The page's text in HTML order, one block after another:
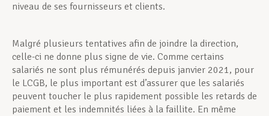
niveau de ses fournisseurs et clients.
Malgré plusieurs tentatives afin de joindre la direction,
celle-ci ne donne plus signe de vie. Comme certains
salariés ne sont plus rémunérés depuis janvier 2021, pour
le LCGB, le plus important est d’assurer que les salariés
peuvent toucher le plus rapidement possible les retards de
paiement et les indemnités liées à la faillite. En même